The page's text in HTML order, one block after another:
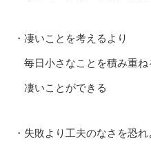
・凄いことを考えるより
毎日小さなことを積み重ね
凄いことができる
・失敗より工夫のなさを恐れ